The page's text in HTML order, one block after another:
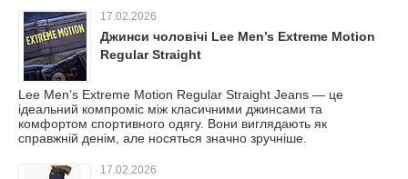
17.02.2026
Джинси чоловічі Lee Men’s Extreme Motion
Regular Straight
Lee Men’s Extreme Motion Regular Straight Jeans — це
ідеальний компроміс між класичними джинсами та
комфортом спортивного одягу. Вони виглядають як
справжній денім, але носяться значно зручніше.
17.02.2026